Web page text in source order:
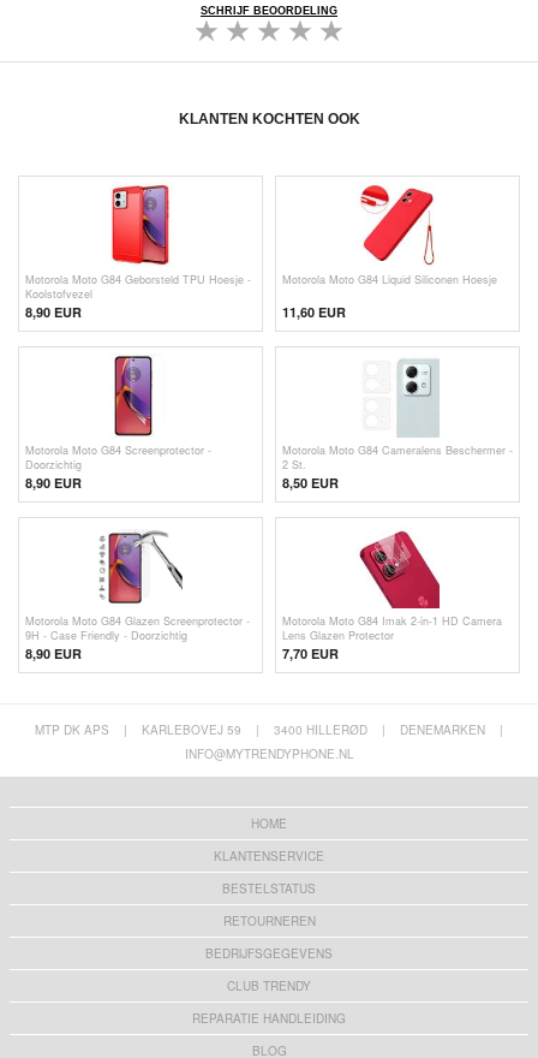
SCHRIJF BEOORDELING
KLANTEN KOCHTEN OOK
Motorola Moto G84 Geborsteld TPU Hoesje -
Koolstofvezel
8,90 EUR
Motorola Moto G84 Liquid Siliconen Hoesje
11,60 EUR
Motorola Moto G84 Screenprotector -
Doorzichtig
8,90 EUR
Motorola Moto G84 Cameralens Beschermer -
2 St.
8,50 EUR
Motorola Moto G84 Glazen Screenprotector -
9H - Case Friendly - Doorzichtig
8,90 EUR
Motorola Moto G84 Imak 2-in-1 HD Camera
Lens Glazen Protector
7,70 EUR
MTP DK APS | KARLEBOVEJ 59 | 3400 HILLERØD | DENEMARKEN
|
INFO@MYTRENDYPHONE.NL
HOME
KLANTENSERVICE
BESTELSTATUS
RETOURNEREN
BEDRIJFSGEGEVENS
CLUB TRENDY
REPARATIE HANDLEIDING
BLOG